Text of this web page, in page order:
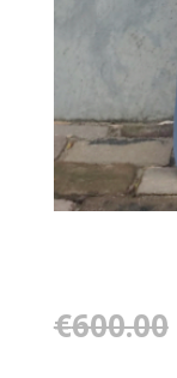
€600.00